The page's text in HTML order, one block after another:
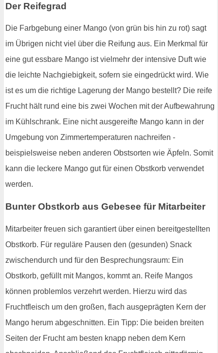
Der Reifegrad
Die Farbgebung einer Mango (von grün bis hin zu rot) sagt
im Übrigen nicht viel über die Reifung aus. Ein Merkmal für
eine gut essbare Mango ist vielmehr der intensive Duft wie
die leichte Nachgiebigkeit, sofern sie eingedrückt wird. Wie
ist es um die richtige Lagerung der Mango bestellt? Die reife
Frucht hält rund eine bis zwei Wochen mit der Aufbewahrung
im Kühlschrank. Eine nicht ausgereifte Mango kann in der
Umgebung von Zimmertemperaturen nachreifen -
beispielsweise neben anderen Obstsorten wie Äpfeln. Somit
kann die leckere Mango gut für einen Obstkorb verwendet
werden.
Bunter Obstkorb aus Gebesee für Mitarbeiter
Mitarbeiter freuen sich garantiert über einen bereitgestellten
Obstkorb. Für reguläre Pausen den (gesunden) Snack
zwischendurch und für den Besprechungsraum: Ein
Obstkorb, gefüllt mit Mangos, kommt an. Reife Mangos
können problemlos verzehrt werden. Hierzu wird das
Fruchtfleisch um den großen, flach ausgeprägten Kern der
Mango herum abgeschnitten. Ein Tipp: Die beiden breiten
Seiten der Frucht am besten knapp neben dem Kern